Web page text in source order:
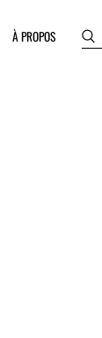
À PROPOS